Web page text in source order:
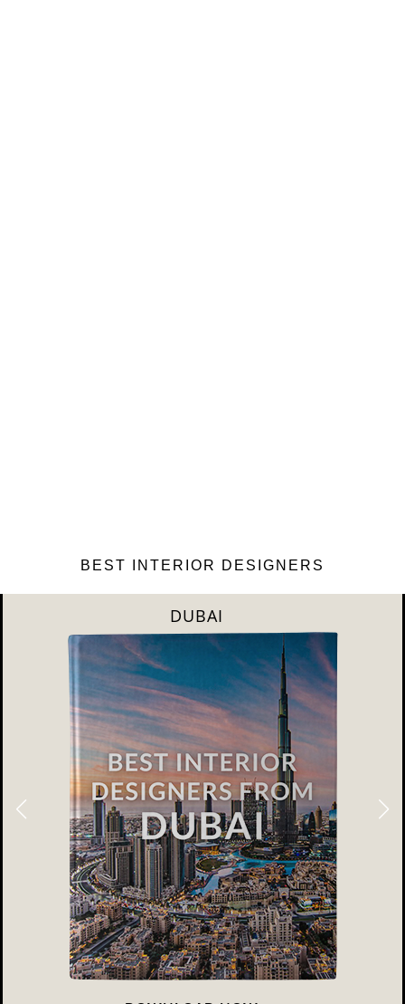
BEST INTERIOR DESIGNERS
RIYAHD